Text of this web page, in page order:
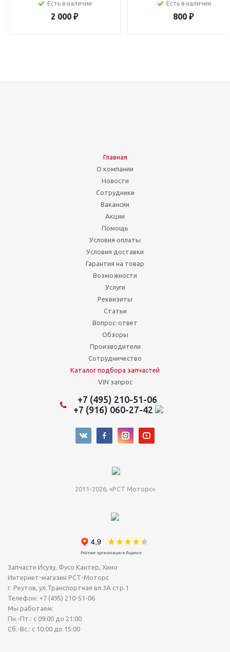
Есть в наличии
2 000₽
Есть в наличии
800 ₽
Главная
О компании
Новости
Сотрудники
Вакансии
Акции
Помощь
Условия оплаты
Условия доставки
Гарантия на товар
Возможности
Услуги
Реквизиты
Статьи
Вопрос-ответ
Обзоры
Производители
Сотрудничество
Каталог подбора запчастей
VIN запрос
+7 (495) 210-51-06
+7 (916) 060-27-42
2011-2026, «РСТ Моторс»
Запчасти Исузу, Фусо Кантер, Хино
Интернет-магазин РСТ-Моторс
г. Реутов, ул.Транспортная вл.3А стр.1
Телефон: +7 (495) 210-51-06
Мы работаем:
Пн.-Пт.: с 09:00 до 21:00
Сб.-Вс.: с 10:00 до 15:00